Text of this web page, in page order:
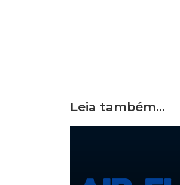
Leia também...